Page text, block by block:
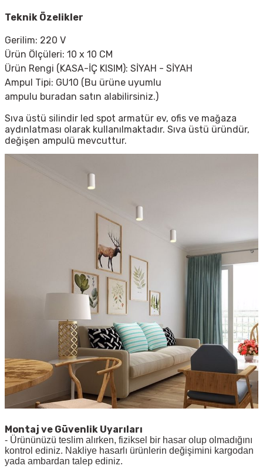
Teknik Özelikler
Gerilim: 220 V
Ürün Ölçüleri: 10 x 10 CM
Ürün Rengi (KASA-İÇ KISIM): SİYAH - SİYAH
Ampul Tipi: GU10 ( Bu ürüne uyumlu
ampulu buradan satın alabilirsiniz.)
Sıva üstü silindir led spot armatür ev, ofis ve mağaza
aydınlatması olarak kullanılmaktadır. Sıva üstü üründür,
değişen ampulü mevcuttur.
Montaj ve Güvenlik Uyarıları
- Ürününüzü teslim alırken, fiziksel bir hasar olup olmadığını
kontrol ediniz. Nakliye hasarlı ürünlerin değişimini kargodan
yada ambardan talep ediniz.